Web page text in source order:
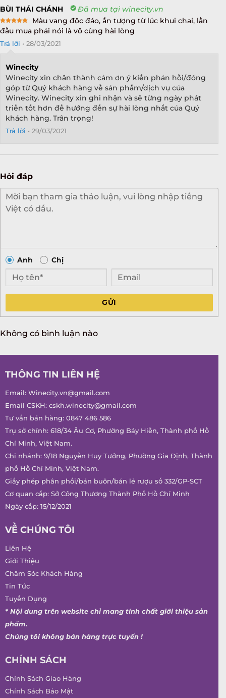
BÙI THÁI CHÁNH Đã mua tại winecity.vn
Rated 5
out of 5
Màu vang độc đáo, ấn tượng từ lúc khui chai, lần
đầu mua phải nói là vô cùng hài lòng
Trả lời • 28/03/2021
Winecity
Winecity xin chân thành cảm ơn ý kiến phản hồi/đóng
góp từ Quý khách hàng về sản phẩm/dịch vụ của
Winecity. Winecity xin ghi nhận và sẽ từng ngày phát
triển tốt hơn để hướng đến sự hài lòng nhất của Quý
khách hàng. Trân trọng!
Trả lời • 29/03/2021
Hỏi đáp
Anh Chị
GỬI
Không có bình luận nào
THÔNG TIN LIÊN HỆ
Email: Winecity.vn@gmail.com
Email CSKH: cskh.winecity@gmail.com
Tư vấn bán hàng: 0847 486 586
Trụ sở chính: 618/34 Âu Cơ, Phường Bảy Hiền, Thành phố Hồ
Chí Minh, Việt Nam.
Chi nhánh: 9/18 Nguyễn Huy Tưởng, Phường Gia Định, Thành
phố Hồ Chí Minh, Việt Nam.
Giấy phép phân phối/bán buôn/bán lẻ rượu số 332/GP-SCT
Cơ quan cấp: Sở Công Thương Thành Phố Hồ Chí Minh
Ngày cấp: 15/12/2021
VỀ CHÚNG TÔI
Liên Hệ
Giới Thiệu
Chăm Sóc Khách Hàng
Tin Tức
Tuyển Dụng
* Nội dung trên website chỉ mang tính chất giới thiệu sản
phẩm.
Chúng tôi không bán hàng trực tuyến !
CHÍNH SÁCH
Chính Sách Giao Hàng
Chính Sách Bảo Mật